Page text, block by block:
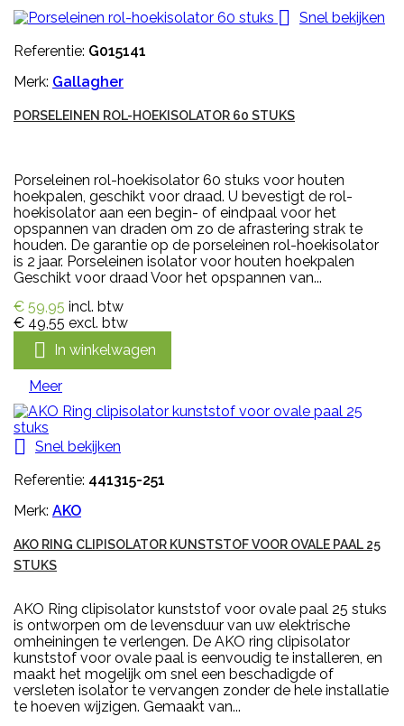

Snel bekijken
Referentie: G015141
Merk: Gallagher
PORSELEINEN ROL-HOEKISOLATOR 60 STUKS
Porseleinen rol-hoekisolator 60 stuks voor houten
hoekpalen, geschikt voor draad. U bevestigt de rol-
hoekisolator aan een begin- of eindpaal voor het
opspannen van draden om zo de afrastering strak te
houden. De garantie op de porseleinen rol-hoekisolator
is 2 jaar. Porseleinen isolator voor houten hoekpalen
Geschikt voor draad Voor het opspannen van...
€ 59,95 incl. btw
€ 49,55 excl. btw
 In winkelwagen
Meer

Snel bekijken
Referentie: 441315-251
Merk: AKO
AKO RING CLIPISOLATOR KUNSTSTOF VOOR OVALE PAAL 25
STUKS
AKO Ring clipisolator kunststof voor ovale paal 25 stuks
is ontworpen om de levensduur van uw elektrische
omheiningen te verlengen. De AKO ring clipisolator
kunststof voor ovale paal is eenvoudig te installeren, en
maakt het mogelijk om snel een beschadigde of
versleten isolator te vervangen zonder de hele installatie
te hoeven wijzigen. Gemaakt van...